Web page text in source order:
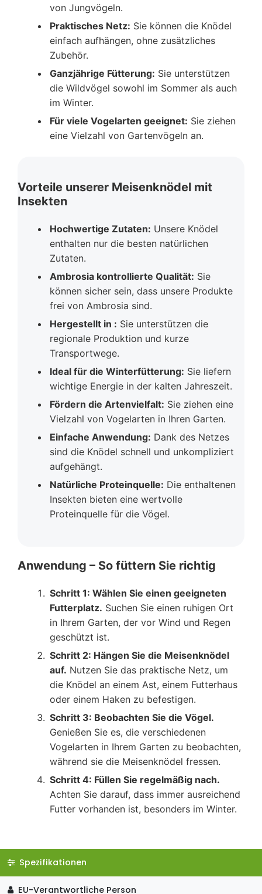
von Jungvögeln.
Praktisches Netz: Sie können die Knödel
einfach aufhängen, ohne zusätzliches
Zubehör.
Ganzjährige Fütterung: Sie unterstützen
die Wildvögel sowohl im Sommer als auch
im Winter.
Für viele Vogelarten geeignet: Sie ziehen
eine Vielzahl von Gartenvögeln an.
Vorteile unserer Meisenknödel mit
Insekten
Hochwertige Zutaten: Unsere Knödel
enthalten nur die besten natürlichen
Zutaten.
Ambrosia kontrollierte Qualität: Sie
können sicher sein, dass unsere Produkte
frei von Ambrosia sind.
Hergestellt in : Sie unterstützen die
regionale Produktion und kurze
Transportwege.
Ideal für die Winterfütterung: Sie liefern
wichtige Energie in der kalten Jahreszeit.
Fördern die Artenvielfalt: Sie ziehen eine
Vielzahl von Vogelarten in Ihren Garten.
Einfache Anwendung: Dank des Netzes
sind die Knödel schnell und unkompliziert
aufgehängt.
Natürliche Proteinquelle: Die enthaltenen
Insekten bieten eine wertvolle
Proteinquelle für die Vögel.
Anwendung – So füttern Sie richtig
Schritt 1: Wählen Sie einen geeigneten
Futterplatz. Suchen Sie einen ruhigen Ort
in Ihrem Garten, der vor Wind und Regen
geschützt ist.
Schritt 2: Hängen Sie die Meisenknödel
auf. Nutzen Sie das praktische Netz, um
die Knödel an einem Ast, einem Futterhaus
oder einem Haken zu befestigen.
Schritt 3: Beobachten Sie die Vögel.
Genießen Sie es, die verschiedenen
Vogelarten in Ihrem Garten zu beobachten,
während sie die Meisenknödel fressen.
Schritt 4: Füllen Sie regelmäßig nach.
Achten Sie darauf, dass immer ausreichend
Futter vorhanden ist, besonders im Winter.
Spezifikationen
EU-Verantwortliche Person